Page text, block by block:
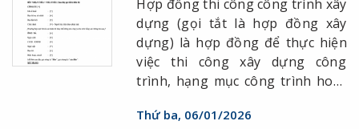
Hợp đồng thi công công trình xây
dựng (gọi tắt là hợp đồng xây
dựng) là hợp đồng để thực hiện
việc thi công xây dựng công
trình, hạng mục công trình hoặc
xây dựng công trình. ( Nghị định
Thứ ba, 06/01/2026